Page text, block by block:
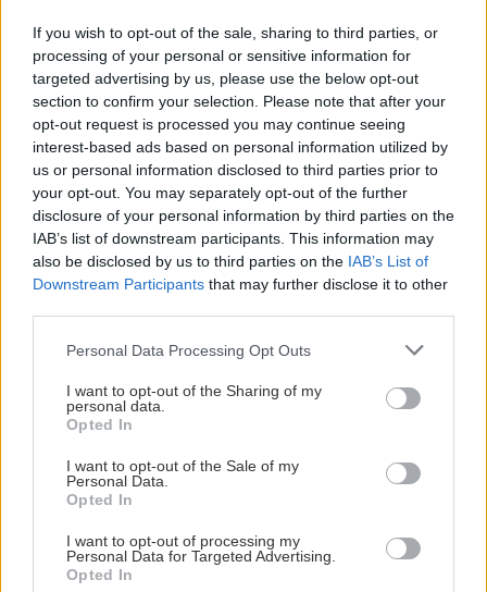
If you wish to opt-out of the sale, sharing to third parties, or
processing of your personal or sensitive information for
targeted advertising by us, please use the below opt-out
section to confirm your selection. Please note that after your
opt-out request is processed you may continue seeing
interest-based ads based on personal information utilized by
us or personal information disclosed to third parties prior to
your opt-out. You may separately opt-out of the further
disclosure of your personal information by third parties on the
IAB’s list of downstream participants. This information may
also be disclosed by us to third parties on the IAB’s List of
Downstream Participants that may further disclose it to other
Personal Data Processing Opt Outs
I want to opt-out of the Sharing of my
personal data.
Opted In
I want to opt-out of the Sale of my
Personal Data.
Opted In
I want to opt-out of processing my
Personal Data for Targeted Advertising.
Opted In
Σύλληψη 24χρονου στα Χανιά: Κράτησε
κλειδωμένη 17χρονη ανήλικη μέσα σε σπίτι
17:25
ΕΛΛΑΔΑ
Κιλκίς: Φωτιά σε χαμηλή βλάστηση στην
Ευκαρπία – Επιχειρούν και εναέρια μέσα
17:13
ΚΟΣΜΟΣ
Η Ισπανία επαναφέρει προσωρινά τους
17:00
GOSSIP - LIFESTYLE
Τουρνάς: "Είναι μύθος πως έχουμε λύσει το
βιοποριστικό μας πρόβλημα"
Το χωριό στην Ελλάδα που πήρε το όνομά του
επειδή δεν το βλέπει ο ήλιος (βίντεο)
ΕΛΛΑΔΑ
ΙΣΑ: Ζητάει άμεση αναστολή της
υποχρεωτικής καταχώρισης
διαγνωστικών εξετάσεων στο
Ψηφιακό Αποθετήριο
ΚΡΗΤΗ
"αιμοδότες" γάμους και βαπτίσεις
κινείται η αγορά
Στο Ρέθυμνο για διακοπές ο ηθοποιός
Αναστάσης Ροϊλός